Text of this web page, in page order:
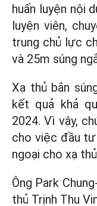
huấn luyện nội
luyện viên,
trung chủ lực
và 25m súng
Xạ thủ bắn
kết quả khả
2024. Vì vậy,
cho việc đầu tư
ngoại cho xạ
Ông Park
thủ Trịnh Thu